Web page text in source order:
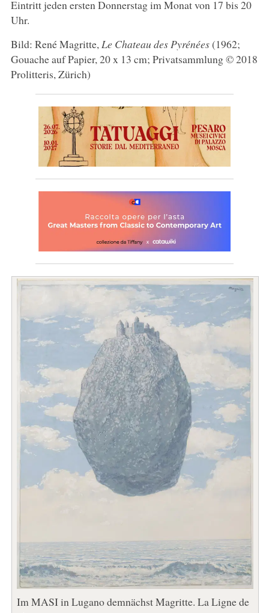
Eintritt jeden ersten Donnerstag im Monat von 17 bis 20
Uhr.
Bild: René Magritte, Le Chateau des Pyrénées(1962;
Gouache auf Papier, 20 x 13 cm; Privatsammlung © 2018
Prolitteris, Zürich)
Im MASI in Lugano demnächst Magritte. La Ligne de